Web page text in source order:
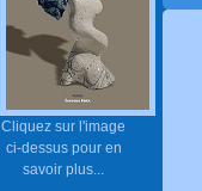
Cliquez sur l'image
ci-dessus pour en
savoir plus...